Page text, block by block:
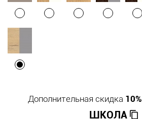
Дополнительная скидка 10%
ШКОЛА